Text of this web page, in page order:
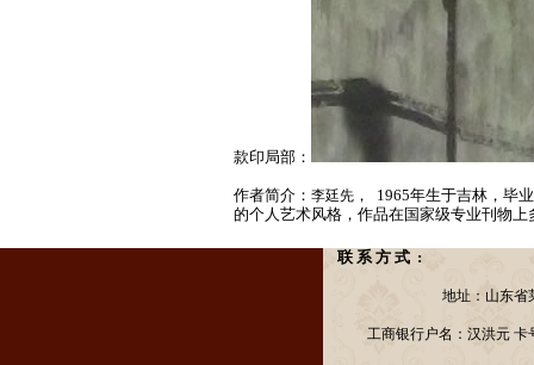
款印局部：
作者简介： 李廷先 ， 1965年生于吉林，毕
的个人艺术风格，作品在国家级专业刊物
联 系 方 式 :
地址：山东省
工商银行户名：汉洪元 卡